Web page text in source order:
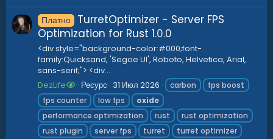
Платно
TurretOptimizer - Server FPS
Optimization for Rust 1.0.0
<div style="background-color:#000;font-
family:Quicksand, 'Segoe UI', Roboto, Helvetica, Arial,
sans-serif;"> <div...
DezLife
Ресурс 31 Июл 2026 carbon
fps boost
fps counter
low fps
oxide
performance optimization
rust
rust optimization
rust plugin
server fps turret
turret optimizer